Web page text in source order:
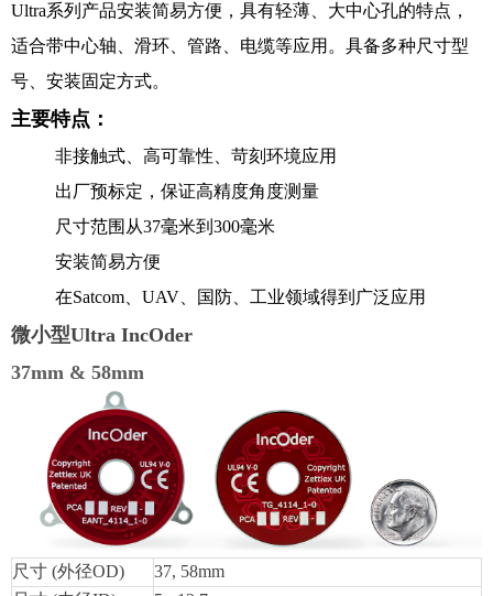
Ultra系列产品安装简易方便，具有轻薄、大中心孔的特点，
适合带中心轴、滑环、管路、电缆等应用。具备多种尺寸型
号、安装固定方式。
主要特点：
非接触式、高可靠性、苛刻环境应用
出厂预标定，保证高精度角度测量
尺寸范围从37毫米到 300毫米
安装简易方便
在Satcom UAV 、国防、工业领域得到广泛应用
微小型Ultra IncOder
37mm & 58mm
尺寸 (外径OD)
37, 58mm